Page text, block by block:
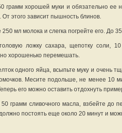
грамм хорошей муки и обязательно ее
этого зависит пышность блинов.
250 мл молока и слегка погрейте его. До
ложку сахара, щепотку соли,
хорошенько перемешать.
одного яйца, всыпьте муку и очень
Месите подольше, не менее 10
его можно оставить отдохнуть
грамм сливочного масла, взбейте до
постоять еще около 20 минут и